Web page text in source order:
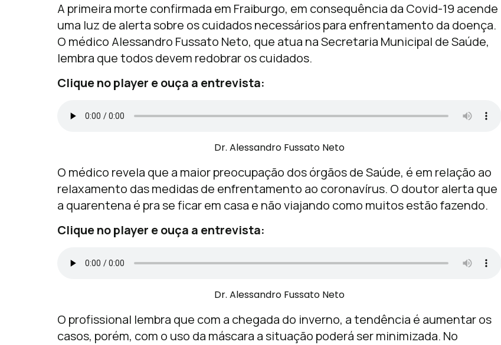
A primeira morte confirmada em Fraiburgo, em consequência da Covid-19 acende
uma luz de alerta sobre os cuidados necessários para enfrentamento da doença.
O médico Alessandro Fussato Neto, que atua na Secretaria Municipal de Saúde,
lembra que todos devem redobrar os cuidados.
Clique no player e ouça a entrevista:
Dr. Alessandro Fussato Neto
O médico revela que a maior preocupação dos órgãos de Saúde, é em relação ao
relaxamento das medidas de enfrentamento ao coronavírus. O doutor alerta que
a quarentena é pra se ficar em casa e não viajando como muitos estão fazendo.
Clique no player e ouça a entrevista:
Dr. Alessandro Fussato Neto
O profissional lembra que com a chegada do inverno, a tendência é aumentar os
casos, porém, com o uso da máscara a situação poderá ser minimizada. No